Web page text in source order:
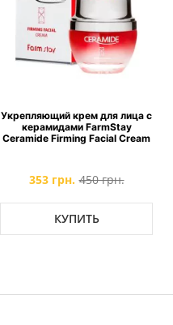
Укрепляющий крем для лица с
керамидами FarmStay
Ceramide Firming Facial Cream
353 грн. 450 грн.
КУПИТЬ